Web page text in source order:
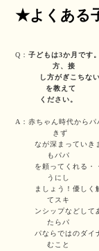
★よくある
Q： 子どもは3か月です
方、接
し方がぎこちな
を教えて
ください。
A：赤ちゃん時代から
きず
なが深まっていき
もパパ
を頼ってくれる・
うにし
ましょう！優しく
てスキ
ンシップなどして
たらパ
パならではのダイ
むこと